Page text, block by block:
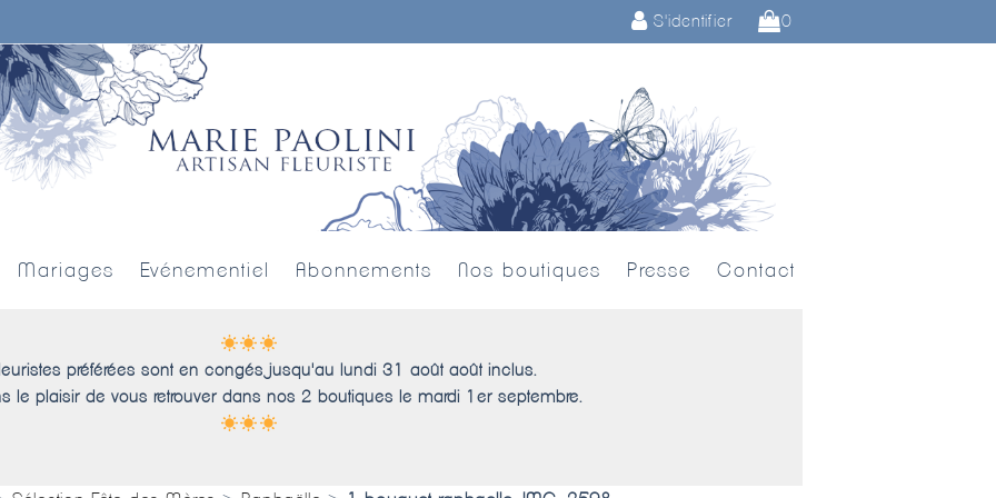
S'identifier 0
Mariages Evénementiel Abonnements Nos boutiques Presse Contact
préférées sont en congés jusqu'au lundi 31 août août inclus.
le plaisir de vous retrouver dans nos 2 boutiques le mardi 1er septembre.